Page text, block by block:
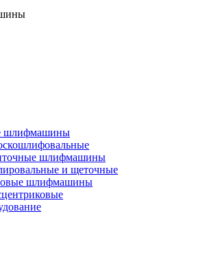
шлифмашины
шлифмашины
и щеточные
шлифмашины